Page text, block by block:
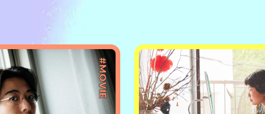
#MOVIE